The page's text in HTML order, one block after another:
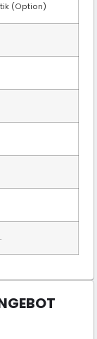
(Option)